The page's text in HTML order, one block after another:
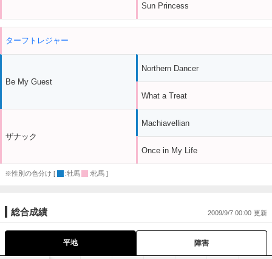
Sun Princess
ターフトレジャー
Be My Guest
ザナック
Northern Dancer
What a Treat
Machiavellian
Once in My Life
※性別の色分け [ :牡馬 :牝馬 ]
総合成績 2009/9/7 00:00
平地 障害